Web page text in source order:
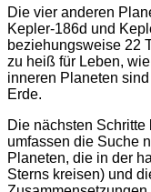
Die vier anderen
Kepler-186d und
beziehungsweise 22
zu heiß für Leben,
inneren Planeten
Erde.
Die nächsten
umfassen die Suche
Planeten, die in der
Sterns kreisen) und